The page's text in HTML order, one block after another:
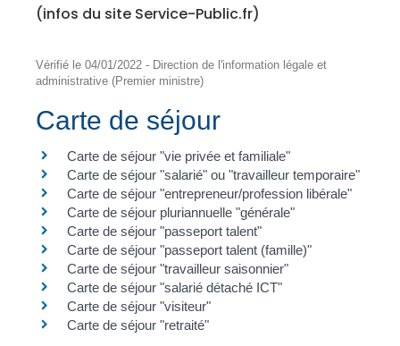
(infos du site Service-Public.fr)
Vérifié le 04/01/2022 - Direction de l'information légale et
administrative (Premier ministre)
Carte de séjour
Carte de séjour "vie privée et familiale"
Carte de séjour "salarié" ou "travailleur temporaire"
Carte de séjour "entrepreneur/profession libérale"
Carte de séjour pluriannuelle "générale"
Carte de séjour "passeport talent"
Carte de séjour "passeport talent (famille)"
Carte de séjour "travailleur saisonnier"
Carte de séjour "salarié détaché ICT"
Carte de séjour "visiteur"
Carte de séjour "retraité"